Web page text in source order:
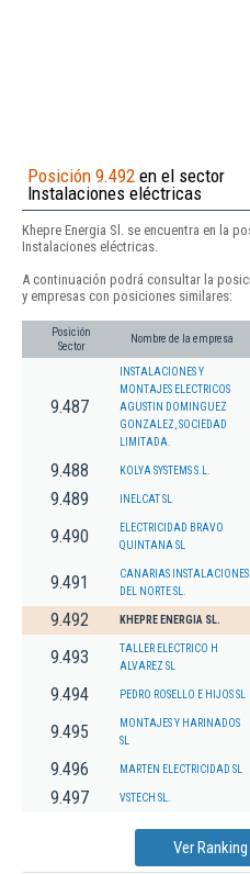
Posición 9.492 en el sector
Instalaciones eléctricas
Khepre Energia Sl. se encuentra en la
Instalaciones eléctricas.
A continuación podrá consultar la
y empresas con posiciones similares:
Posición
Sector
Nombre de la empresa
9.487
INSTALACIONES Y
MONTAJES ELECTRICOS
AGUSTIN DOMINGUEZ
GONZALEZ, SOCIEDAD
LIMITADA.
9.488 KOLYA SYSTEMS S.L.
9.489 INELCAT SL
9.490
ELECTRICIDAD BRAVO
QUINTANA SL
9.491
CANARIAS INSTALACIONES
DEL NORTE SL.
9.492 KHEPRE ENERGIA SL.
9.493
TALLER ELECTRICO H
ALVAREZ SL
9.494 PEDRO ROSELLO E HIJOS SL
9.495
MONTAJES Y HARINADOS
SL
9.496 MARTEN ELECTRICIDAD SL
9.497 VSTECH SL.
Ver